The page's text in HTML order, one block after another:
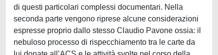
di questi particolari complessi documentari. Nella
seconda parte vengono riprese alcune considerazioni
espresse proprio dallo stesso Claudio Pavone ossia: il
nebuloso processo di rispecchiamento tra le carte da